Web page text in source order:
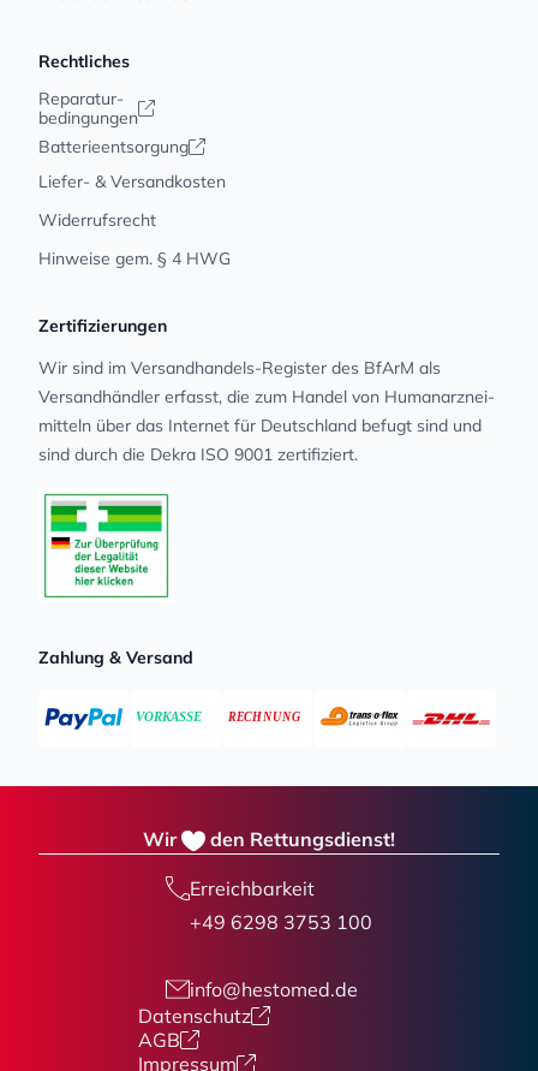
Rechtliches
Reparatur-
bedingungen
Batterieentsorgung
Liefer- & Versandkosten
Widerrufsrecht
Hinweise gem. § 4 HWG
Zertifizierungen
Wir sind im Versandhandels-Register des BfArM als
Versandhändler erfasst, die zum Handel von Human­arz­nei­
mit­teln über das Internet für Deutschland befugt sind und
sind durch die Dekra ISO 9001 zertifiziert.
Zahlung & Versand
Wir den Rettungsdienst!
Erreichbarkeit
+49 6298 3753 100
info@hestomed.de
Datenschutz
AGB
Impressum